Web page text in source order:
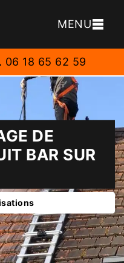
MENU
06 18 65 62 59
DE
BAR SUR